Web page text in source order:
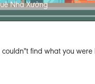
Nhà Xưởng
couldn"t find what you